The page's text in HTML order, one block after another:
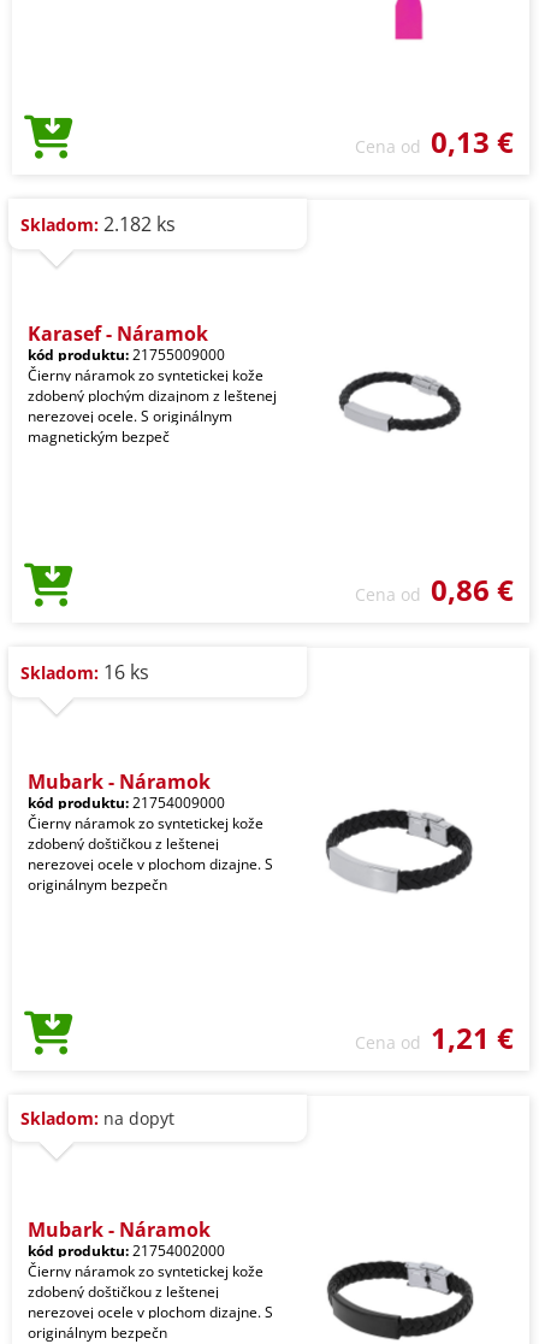
Cena od 0,13 €
Skladom: 2.182 ks
Karasef - Náramok
kód produktu:21755009000
Čierny náramok zo syntetickej kože
zdobený plochým dizajnom z leštenej
nerezovej ocele. S originálnym
magnetickým bezpeč
Cena od 0,86 €
Skladom: 16 ks
Mubark - Náramok
kód produktu:21754009000
Čierny náramok zo syntetickej kože
zdobený doštičkou z leštenej
nerezovej ocele v plochom dizajne. S
originálnym bezpečn
Cena od 1,21 €
Skladom: na dopyt
Mubark - Náramok
kód produktu:21754002000
Čierny náramok zo syntetickej kože
zdobený doštičkou z leštenej
nerezovej ocele v plochom dizajne. S
originálnym bezpečn